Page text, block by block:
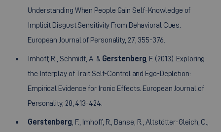
Understanding When People Gain Self-Knowledge of
Implicit Disgust Sensitivity From Behavioral Cues.
European Journal of Personality, 27, 355-376.
Imhoff, R., Schmidt, A. & Gerstenberg , F. (2013). Exploring
the Interplay of Trait Self-Control and Ego-Depletion:
Empirical Evidence for Ironic Effects. European Journal of
Personality, 28, 413-424.
Gerstenberg , F., Imhoff, R., Banse, R., Altstötter-Gleich, C.,